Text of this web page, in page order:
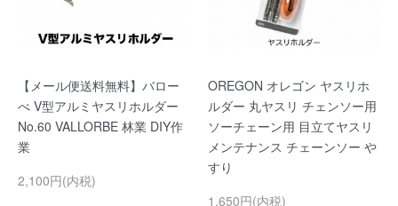
【メール便送料無料】バロー
べ V型アルミヤスリホルダー
No.60 VALLORBE 林業 DIY作
業
2,100円(内税)
OREGON オレゴン ヤスリホ
ルダー 丸ヤスリ チェンソー用
ソーチェーン用 目立てヤスリ
メンテナンス チェーンソー や
すり
1,650円(内税)